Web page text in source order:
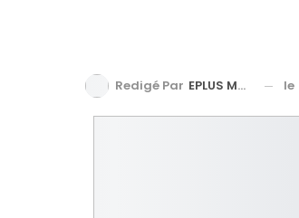
Redigé Par EPLUS MEDIA TV le